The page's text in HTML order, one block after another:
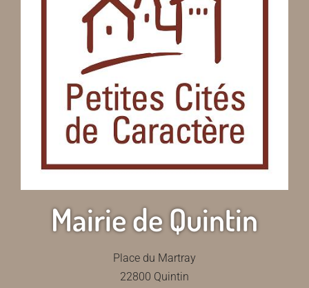
Mairie de Quintin
Place du Martray
22800 Quintin